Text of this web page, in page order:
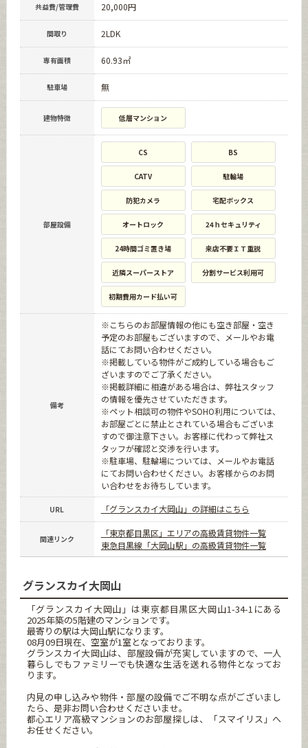
共益費/管理費 20,000円
間取り 2LDK
専有面積 60.93㎡
駐車場 無
建物特徴 低層マンション
部屋設備
CS BS
CATV 駐輪場
防犯カメラ 宅配ボックス
オートロック 24ｈセキュリティ
24時間ゴミ置き場 来店不要ＩＴ重説
近隣スーパーストア 分割サービス利用可
初期費用カード払い可
備考
※こちらのお部屋情報の他にも空き部屋・空き
予定のお部屋もございますので、メールやお電
話にてお問い合わせください。
※掲載している物件がご成約している場合もご
ざいますのでご了承ください。
※掲載詳細に相違がある場合は、弊社スタッフ
の情報を優先させていただきます。
※ペット相談可の物件やSOHO利用については、
お部屋ごとに禁止とされている場合もございま
すので御注意下さい。お客様に代わって弊社ス
タッフが確認と交渉を行います。
※駐車場、駐輪場については、メールやお電話
にてお問い合わせください。お客様からのお問
い合わせをお待ちしています。
URL 「グランスカイ大岡山」の詳細はこちら
関連リンク
「東京都目黒区」エリアの高級賃貸物件一覧
東急目黒線「大岡山駅」の高級賃貸物件一覧
グランスカイ大岡山
「グランスカイ大岡山」は東京都目黒区大岡山1-34-1にある
2025年築の5階建のマンションです。
最寄りの駅は大岡山駅になります。
08月09日現在、空室が1室となっております。
グランスカイ大岡山は、部屋設備が充実していますので、一人
暮らしでもファミリーでも快適な生活を送れる物件となってお
ります。
内見の申し込みや物件・部屋の設備でご不明な点がございまし
たら、是非お問い合わせくださいませ。
都心エリア高級マンションのお部屋探しは、「スマイリス」へ
お任せください。